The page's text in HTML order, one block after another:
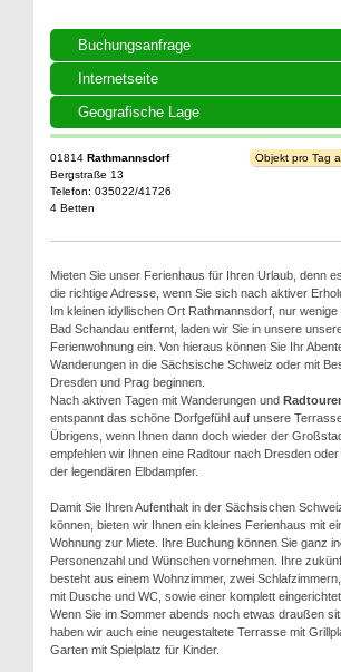
Buchungsanfrage
Internetseite
Geografische Lage
01814 Rathmannsdorf
Bergstraße 13
Telefon: 035022/41726
4 Betten
Objekt pro Tag
Mieten Sie unser Ferienhaus für Ihren Urlaub, denn
die richtige Adresse, wenn Sie sich nach aktiver
Im kleinen idyllischen Ort Rathmannsdorf, nur
Bad Schandau entfernt, laden wir Sie in unsere
Ferienwohnung ein. Von hieraus können Sie Ihr
Wanderungen in die Sächsische Schweiz oder mit
Dresden und Prag beginnen.
Nach aktiven Tagen mit Wanderungen und
entspannt das schöne Dorfgefühl auf unsere
Übrigens, wenn Ihnen dann doch wieder der
empfehlen wir Ihnen eine Radtour nach Dresden
der legendären Elbdampfer.
Damit Sie Ihren Aufenthalt in der Sächsischen
können, bieten wir Ihnen ein kleines Ferienhaus mit
Wohnung zur Miete. Ihre Buchung können Sie ganz
Personenzahl und Wünschen vornehmen. Ihre
besteht aus einem Wohnzimmer, zwei
mit Dusche und WC, sowie einer komplett
Wenn Sie im Sommer abends noch etwas draußen
haben wir auch eine neugestaltete Terrasse mit
Garten mit Spielplatz für Kinder.